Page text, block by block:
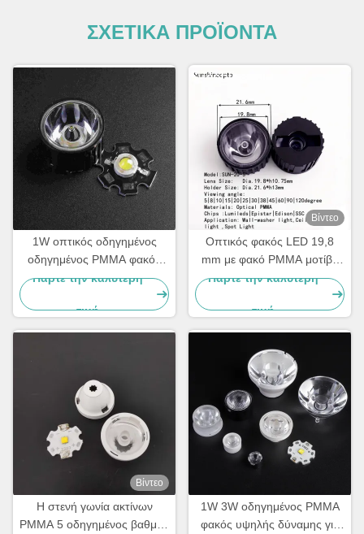
ΣΧΕΤΙΚΑ ΠΡΟΪΟΝΤΑ
1W οπτικός οδηγημένος
οδηγημένος PMMA φακός
φακών επικέντρων με τη
μικρή επιφάνεια χαντρών
Πάρτε την καλύτερη
τιμή
Βίντεο
Οπτικός φακός LED 19,8
mm με φακό PMMA μοτίβο
δέσμης 15x45 μοιρών για
φάρου και φώτα που
αναβοσβήνουν
Πάρτε την καλύτερη
τιμή
Βίντεο
Η στενή γωνία ακτίνων
PMMA 5 οδηγημένος βαθμός
1W 3W οδηγημένος PMMA
φακός υψηλής δύναμης για